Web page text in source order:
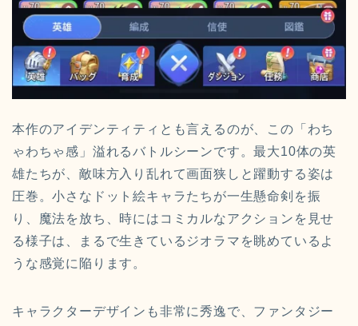
本作のアイデンティティとも言えるのが、この「わち
ゃわちゃ感」溢れるバトルシーンです。最大10体の英
雄たちが、敵味方入り乱れて画面狭しと躍動する姿は
圧巻。小さなドット絵キャラたちが一生懸命剣を振
り、魔法を放ち、時にはコミカルなアクションを見せ
る様子は、まるで生きているジオラマを眺めているよ
うな感覚に陥ります。
キャラクターデザインも非常に秀逸で、ファンタジー